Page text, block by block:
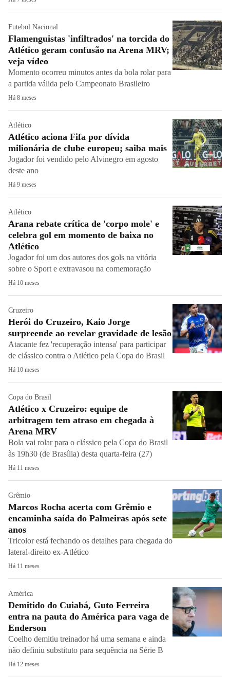
Futebol Nacional
Flamenguistas 'infiltrados' na torcida do
Atlético geram confusão na Arena MRV;
veja vídeo
Momento ocorreu minutos antes da bola rolar para
a partida válida pelo Campeonato Brasileiro
Há 8 meses
Atlético
Atlético aciona Fifa por dívida
milionária de clube europeu; saiba mais
Jogador foi vendido pelo Alvinegro em agosto
deste ano
Há 9 meses
Atlético
Arana rebate crítica de 'corpo mole' e
celebra gol em momento de baixa no
Atlético
Jogador foi um dos autores dos gols na vitória
sobre o Sport e extravasou na comemoração
Há 10 meses
Cruzeiro
Herói do Cruzeiro, Kaio Jorge
surpreende ao revelar gravidade de lesão
Atacante fez 'recuperação intensa' para participar
de clássico contra o Atlético pela Copa do Brasil
Há 10 meses
Copa do Brasil
Atlético x Cruzeiro: equipe de
arbitragem tem atraso em chegada à
Arena MRV
Bola vai rolar para o clássico pela Copa do Brasil
às 19h30 (de Brasília) desta quarta-feira (27)
Há 11 meses
Grêmio
Marcos Rocha acerta com Grêmio e
encaminha saída do Palmeiras após sete
anos
Tricolor está fechando os detalhes para chegada do
lateral-direito ex-Atlético
Há 11 meses
América
Demitido do Cuiabá, Guto Ferreira
entra na pauta do América para vaga de
Enderson
Coelho demitiu treinador há uma semana e ainda
não definiu substituto para sequência na Série B
Há 12 meses